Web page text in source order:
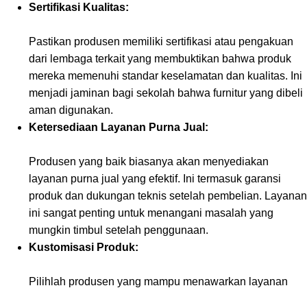
Sertifikasi Kualitas:
Pastikan produsen memiliki sertifikasi atau pengakuan
dari lembaga terkait yang membuktikan bahwa produk
mereka memenuhi standar keselamatan dan kualitas. Ini
menjadi jaminan bagi sekolah bahwa furnitur yang dibeli
aman digunakan.
Ketersediaan Layanan Purna Jual:
Produsen yang baik biasanya akan menyediakan
layanan purna jual yang efektif. Ini termasuk garansi
produk dan dukungan teknis setelah pembelian. Layanan
ini sangat penting untuk menangani masalah yang
mungkin timbul setelah penggunaan.
Kustomisasi Produk:
Pilihlah produsen yang mampu menawarkan layanan